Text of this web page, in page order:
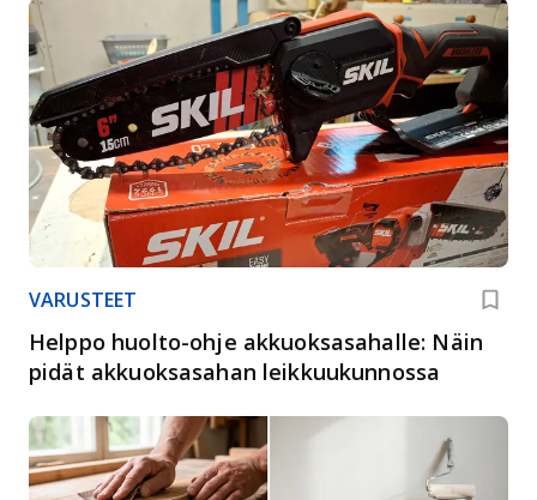
VARUSTEET
Helppo huolto-ohje akkuoksasahalle: Näin
pidät akkuoksasahan leikkuukunnossa